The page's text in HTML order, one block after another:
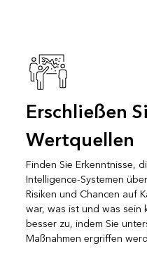
Erschließen
Wertquellen
Finden Sie Erkenntnisse,
Intelligence-Systemen
Risiken und Chancen auf
war, was ist und was sein
besser zu, indem Sie
Maßnahmen ergriffen